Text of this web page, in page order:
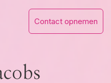
Contact opnemen